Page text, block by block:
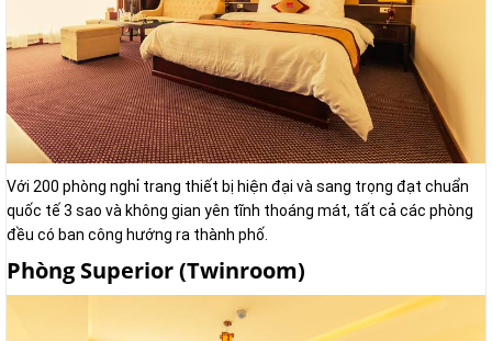
Với 200 phòng nghỉ trang thiết bị hiện đại và sang trọng đạt chuẩn
quốc tế 3 sao và không gian yên tĩnh thoáng mát, tất cả các phòng
đều có ban công hướng ra thành phố.
Phòng Superior (Twinroom)